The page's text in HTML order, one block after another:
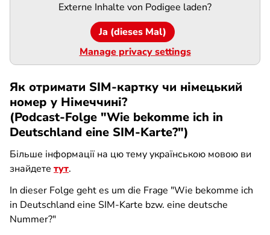
Externe Inhalte von Podigee laden?
Ja (dieses Mal)
Manage privacy settings
Як отримати SIM-картку чи німецький
номер у Німеччині?
(Podcast-Folge "Wie bekomme ich in
Deutschland eine SIM-Karte?")
Більше інформації на цю тему українською мовою ви
знайдете тут.
In dieser Folge geht es um die Frage "Wie bekomme ich
in Deutschland eine SIM-Karte bzw. eine deutsche
Nummer?"